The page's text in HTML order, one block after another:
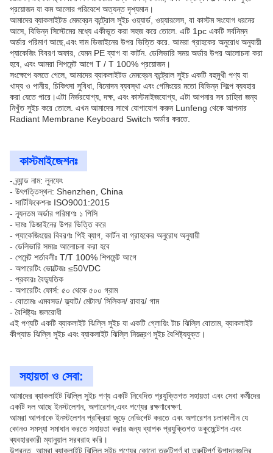
প্রয়োজন যা কম আলোর পরিবেশে অত্যন্ত দৃশ্যমান।
আমাদের ব্যাকলাইটড মেমব্রেন কন্ট্রোল সুইচ ওয়্যার্ড, ওয়্যারলেস, বা কাস্টম সংযোগ ধরনের
আসে, বিভিন্ন সিস্টেমের মধ্যে একীভূত করা সহজ করে তোলে. এটি 1pc একটি সর্বনিম্ন
অর্ডার পরিমাণ আছে,এবং দাম ডিজাইনের উপর ভিত্তি করে. আমরা গ্রাহকের অনুরোধ অনুযায়ী
প্যাকেজিং বিবরণ অফার, যেমন PE ব্যাগ বা কার্টন. ডেলিভারি সময় অর্ডার উপর আলোচনা করা
হবে, এবং আমরা শিপমেন্ট আগে T / T 100% প্রয়োজন।
সংক্ষেপে বলতে গেলে, আমাদের ব্যাকলাইটড মেমব্রেন কন্ট্রোল সুইচ একটি বহুমুখী পণ্য যা
খাদ্য ও পানীয়, চিকিৎসা সুবিধা, বিনোদন ব্যবস্থা এবং গেমিংয়ের মতো বিভিন্ন শিল্পে ব্যবহার
করা যেতে পারে।এটা নির্ভরযোগ্য, দক্ষ, এবং কাস্টমাইজযোগ্য, এটা আপনার সব চাহিদা জন্য
নিখুঁত সুইচ করে তোলে. এখন আমাদের সাথে যোগাযোগ করুন Lunfeng থেকে আপনার
Radiant Membrane Keyboard Switch অর্ডার করতে.
কাস্টমাইজেশনঃ
- ব্র্যান্ড নাম: লুনফেং
- উৎপত্তিস্থল: Shenzhen, China
- সার্টিফিকেশনঃ ISO9001:2015
- ন্যূনতম অর্ডার পরিমাণঃ ১ পিসি
- দামঃ ডিজাইনের উপর ভিত্তি করে
- প্যাকেজিংয়ের বিবরণঃ পিই ব্যাগ, কার্টন বা গ্রাহকের অনুরোধ অনুযায়ী
- ডেলিভারি সময়ঃ আলোচনা করা হবে
- পেমেন্ট শর্তাবলীঃ T/T 100% শিপমেন্ট আগে
- অপারেটিং ভোল্টেজঃ ≤50VDC
- প্রকারঃ বৈদ্যুতিক
- অপারেটিং ফোর্স: ৫০ থেকে ৫০০ গ্রাম
- বোতামঃ এমবসড/ ফ্ল্যাট/ মেটাল/ সিলিকন/ রাবার/ গাম
- বৈশিষ্ট্যঃ জলরোধী
এই পণ্যটি একটি ব্যাকলাইট ঝিল্লি সুইচ যা একটি গ্লোয়িং টাচ ঝিল্লি বোতাম, ব্যাকলাইট
কীপ্যাড ঝিল্লি সুইচ এবং ব্যাকলাইট ঝিল্লি নিয়ন্ত্রণ সুইচ বৈশিষ্ট্যযুক্ত।
সহায়তা ও সেবা:
আমাদের ব্যাকলাইট ঝিল্লি সুইচ পণ্য একটি নিবেদিত প্রযুক্তিগত সহায়তা এবং সেবা কর্মীদের
একটি দল আছে ইনস্টলেশন, অপারেশন,এবং পণ্যের রক্ষণাবেক্ষণ.
আমরা আপনাকে ইনস্টলেশন প্রক্রিয়া জুড়ে নেভিগেট করতে এবং অপারেশন চলাকালীন যে
কোনও সমস্যা সমাধান করতে সহায়তা করার জন্য ব্যাপক প্রযুক্তিগত ডকুমেন্টেশন এবং
ব্যবহারকারী ম্যানুয়াল সরবরাহ করি।
উপরন্তু, আমরা ব্যাকলাইট ঝিল্লি সুইচ পণ্যের কোনো ত্রুটিপূর্ণ বা ত্রুটিপূর্ণ উপাদানগুলির